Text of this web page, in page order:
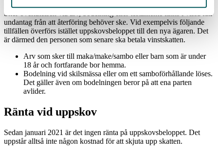
Sker överlåtelsen via arv, bodelning eller testamente finns i vissa fall
undantag från att återföring behöver ske. Vid exempelvis följande
tillfällen överförs istället uppskovsbeloppet till den nya ägaren. Det
är därmed den personen som senare ska betala vinstskatten.
Arv som sker till maka/make/sambo eller barn som är under
18 år och fortfarande bor hemma.
Bodelning vid skilsmässa eller om ett samboförhållande löses.
Det gäller även om bodelningen beror på att ena parten
avlider.
Ränta vid uppskov
Sedan januari 2021 är det ingen ränta på uppskovsbeloppet. Det
uppstår alltså inte någon kostnad för att skjuta upp skatten.